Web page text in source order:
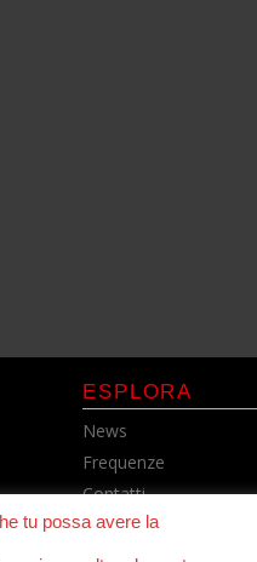
ESPLORA
News
Frequenze
Contatti
Cookie Policy
Privacy Policy
tu possa avere la